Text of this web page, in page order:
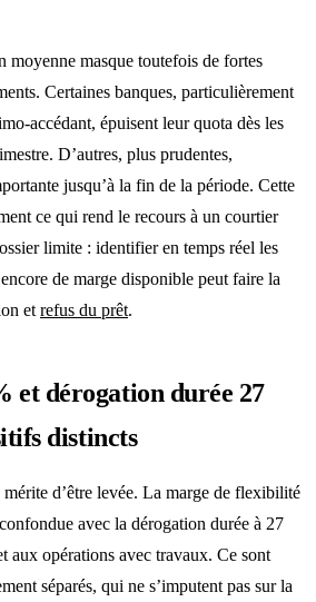
moyenne masque toutefois de fortes
Certaines banques, particulièrement
accédant, épuisent leur quota dès les
D’autres, plus prudentes,
jusqu’à la fin de la période. Cette
ce qui rend le recours à un courtier
limite : identifier en temps réel les
de marge disponible peut faire la
et refus du prêt.
et dérogation durée 27
distincts
d’être levée. La marge de flexibilité
avec la dérogation durée à 27
aux opérations avec travaux. Ce sont
séparés, qui ne s’imputent pas sur la